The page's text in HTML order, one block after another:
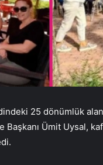
25 dönümlük
Başkanı Ümit Uysal,